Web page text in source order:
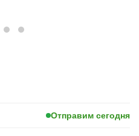
Отправим сегодня